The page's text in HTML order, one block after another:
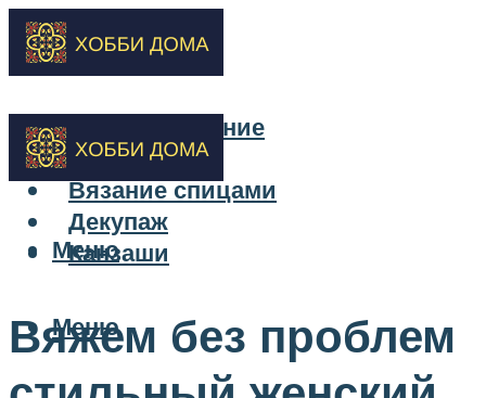
Бисероплетение
Вышивка
Вязание спицами
Декупаж
Канзаши
Меню
Меню
Вяжем без проблем